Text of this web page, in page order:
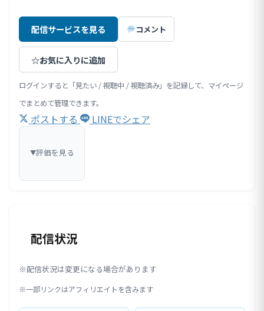
配信サービスを見る コメント
☆お気に入りに追加
ログインすると「見たい / 視聴中 / 視聴済み」を記録して、マイページ
でまとめて管理できます。
ポストする LINEでシェア
▼評価を見る
配信状況
※配信状況は変更になる場合があります
※一部リンクはアフィリエイトを含みます